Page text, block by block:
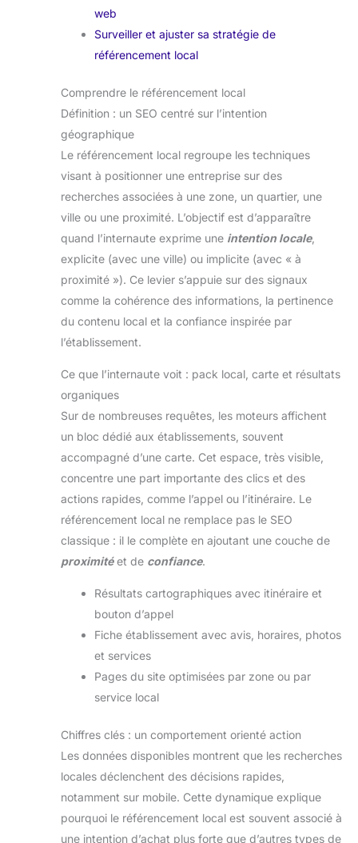
web
Surveiller et ajuster sa stratégie de
référencement local
Comprendre le référencement local
Définition : un SEO centré sur l’intention
géographique
Le référencement local regroupe les techniques
visant à positionner une entreprise sur des
recherches associées à une zone, un quartier, une
ville ou une proximité. L’objectif est d’apparaître
quand l’internaute exprime une intention locale,
explicite (avec une ville) ou implicite (avec « à
proximité »). Ce levier s’appuie sur des signaux
comme la cohérence des informations, la pertinence
du contenu local et la confiance inspirée par
l’établissement.
Ce que l’internaute voit : pack local, carte et résultats
organiques
Sur de nombreuses requêtes, les moteurs affichent
un bloc dédié aux établissements, souvent
accompagné d’une carte. Cet espace, très visible,
concentre une part importante des clics et des
actions rapides, comme l’appel ou l’itinéraire. Le
référencement local ne remplace pas le SEO
classique : il le complète en ajoutant une couche de
proximitéet de confiance.
Résultats cartographiques avec itinéraire et
bouton d’appel
Fiche établissement avec avis, horaires, photos
et services
Pages du site optimisées par zone ou par
service local
Chiffres clés : un comportement orienté action
Les données disponibles montrent que les recherches
locales déclenchent des décisions rapides,
notamment sur mobile. Cette dynamique explique
pourquoi le référencement local est souvent associé à
une intention d’achat plus forte que d’autres types de